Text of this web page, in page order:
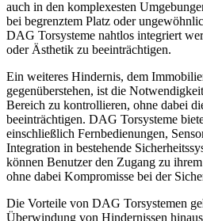
auch in den komplexesten
bei begrenztem Platz oder
DAG Torsysteme nahtlos integriert
oder Ästhetik zu beeinträchtigen.
Ein weiteres Hindernis, dem
gegenüberstehen, ist die
Bereich zu kontrollieren, ohne dabei
beeinträchtigen. DAG Torsysteme
einschließlich Fernbedienungen,
Integration in bestehende
können Benutzer den Zugang zu
ohne dabei Kompromisse bei der
Die Vorteile von DAG Torsystemen
Überwindung von Hindernissen